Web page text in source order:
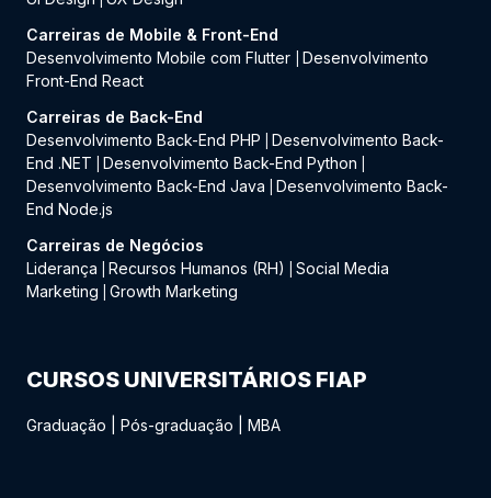
Carreiras de Mobile & Front-End
Desenvolvimento Mobile com Flutter
Desenvolvimento
Front-End React
Carreiras de Back-End
Desenvolvimento Back-End PHP
Desenvolvimento Back-
End .NET
Desenvolvimento Back-End Python
Desenvolvimento Back-End Java
Desenvolvimento Back-
End Node.js
Carreiras de Negócios
Liderança
Recursos Humanos (RH)
Social Media
Marketing
Growth Marketing
CURSOS UNIVERSITÁRIOS FIAP
Graduação Pós-graduação MBA